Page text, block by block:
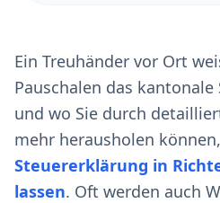
Ein Treuhänder vor Ort
Pauschalen das
und wo Sie durch
mehr herausholen
Steuererklärung in
lassen. Oft werden auch